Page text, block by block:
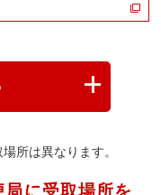
所は異なります。
に受取場所を